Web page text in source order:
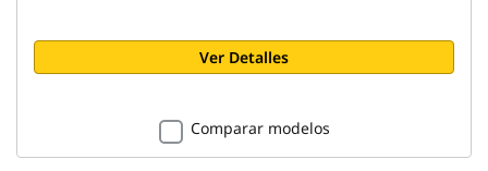
Ver Detalles
Comparar modelos